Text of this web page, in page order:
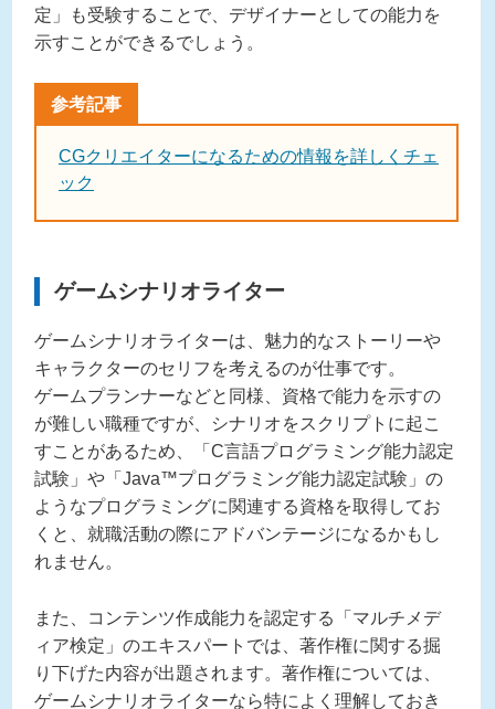
定」も受験することで、デザイナーとしての能力を
示すことができるでしょう。
CGクリエイターになるための情報を詳しくチェ
ック
ゲームシナリオライター
ゲームシナリオライターは、魅力的なストーリーや
キャラクターのセリフを考えるのが仕事です。
ゲームプランナーなどと同様、資格で能力を示すの
が難しい職種ですが、シナリオをスクリプトに起こ
すことがあるため、「C言語プログラミング能力認定
試験」や「Java™プログラミング能力認定試験」の
ようなプログラミングに関連する資格を取得してお
くと、就職活動の際にアドバンテージになるかもし
れません。
また、コンテンツ作成能力を認定する「マルチメデ
ィア検定」のエキスパートでは、著作権に関する掘
り下げた内容が出題されます。著作権については、
ゲームシナリオライターなら特によく理解しておき